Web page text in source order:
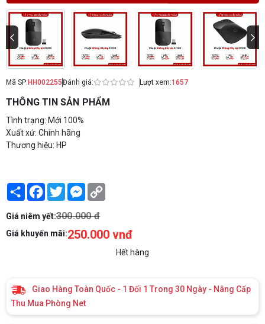
Mã SP: HH002255Đánh giá: Lượt xem:1657
THÔNG TIN SẢN PHẨM
Tình trạng: Mới 100%
Xuất xứ: Chính hãng
Thương hiệu: HP
Share Facebook
TwitterMessenger
Giá niêm yết:300.000 đ
Giá khuyến mãi:250.000 vnđ
Hết hàng
Giao Hàng Toàn Quốc - 1 Đổi 1 Trong 30 Ngày - Nâng Cấp
Thu Mua Phòng Net